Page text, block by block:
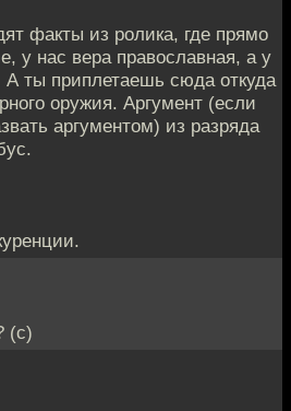
факты из ролика, где прямо
у нас вера православная, а у
А ты приплетаешь сюда откуда
оружия. Аргумент (если
аргументом) из разряда
(с)